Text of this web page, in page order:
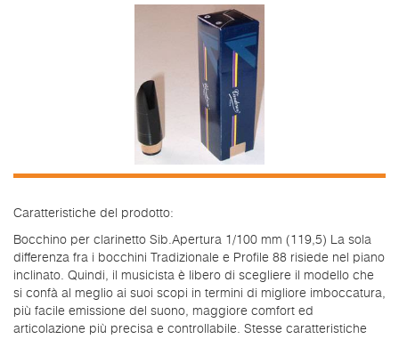
Caratteristiche del prodotto:
Bocchino per clarinetto Sib.Apertura 1/100 mm (119,5) La sola
differenza fra i bocchini Tradizionale e Profile 88 risiede nel piano
inclinato. Quindi, il musicista è libero di scegliere il modello che
si confà al meglio ai suoi scopi in termini di migliore imboccatura,
più facile emissione del suono, maggiore comfort ed
articolazione più precisa e controllabile. Stesse caratteristiche